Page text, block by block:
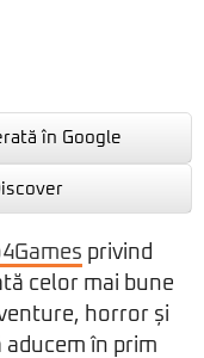
în Google
privind
celor mai bune
horror și
aducem în prim